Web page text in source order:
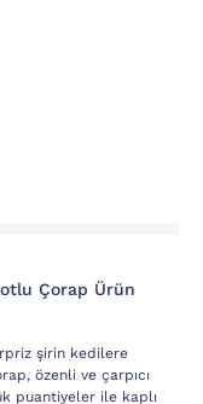
Çorap Ürün
şirin kedilere
özenli ve çarpıcı
puantiyeler ile kaplı